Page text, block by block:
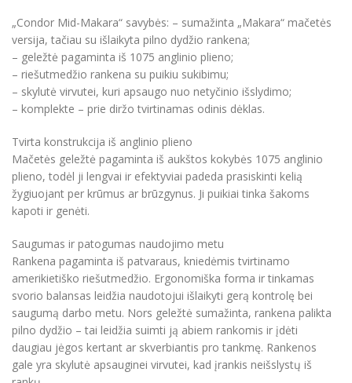
„Condor Mid-Makara“ savybės: – sumažinta „Makara“ mačetės
versija, tačiau su išlaikyta pilno dydžio rankena;
– geležtė pagaminta iš 1075 anglinio plieno;
– riešutmedžio rankena su puikiu sukibimu;
– skylutė virvutei, kuri apsaugo nuo netyčinio išslydimo;
– komplekte – prie diržo tvirtinamas odinis dėklas.
Tvirta konstrukcija iš anglinio plieno
Mačetės geležtė pagaminta iš aukštos kokybės 1075 anglinio
plieno, todėl ji lengvai ir efektyviai padeda prasiskinti kelią
žygiuojant per krūmus ar brūzgynus. Ji puikiai tinka šakoms
kapoti ir genėti.
Saugumas ir patogumas naudojimo metu
Rankena pagaminta iš patvaraus, kniedėmis tvirtinamo
amerikietiško riešutmedžio. Ergonomiška forma ir tinkamas
svorio balansas leidžia naudotojui išlaikyti gerą kontrolę bei
saugumą darbo metu. Nors geležtė sumažinta, rankena palikta
pilno dydžio – tai leidžia suimti ją abiem rankomis ir įdėti
daugiau jėgos kertant ar skverbiantis pro tankmę. Rankenos
gale yra skylutė apsauginei virvutei, kad įrankis neišslystų iš